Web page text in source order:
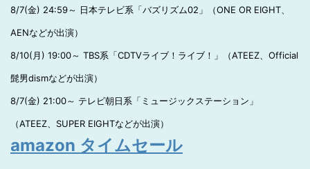
8/7(金) 24:59～ 日本テレビ系「バズリズム02」（ONE OR EIGHT、
AENなどが出演）
8/10(月) 19:00～ TBS系「CDTVライブ！ライブ！」（ATEEZ、Official
髭男dismなどが出演）
8/7(金) 21:00～ テレビ朝日系「ミュージックステーション」
（ATEEZ、SUPER EIGHTなどが出演）
amazon タイムセール